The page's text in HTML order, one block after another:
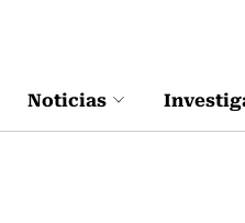
Noticias